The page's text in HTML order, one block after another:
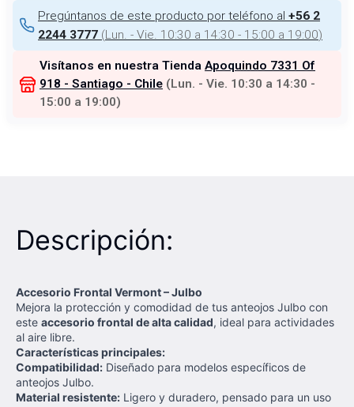
Pregúntanos de este producto por teléfono al +56 2
2244 3777 (Lun. - Vie. 10:30 a 14:30 - 15:00 a 19:00)
Visítanos en nuestra Tienda Apoquindo 7331 Of
918 - Santiago - Chile (Lun. - Vie. 10:30 a 14:30 -
15:00 a 19:00)
Descripción:
Accesorio Frontal Vermont – Julbo
Mejora la protección y comodidad de tus anteojos Julbo con
este accesorio frontal de alta calidad, ideal para actividades
al aire libre.
Características principales:
Compatibilidad: Diseñado para modelos específicos de
anteojos Julbo.
Material resistente: Ligero y duradero, pensado para un uso